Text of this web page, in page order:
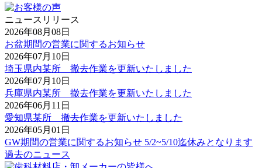
ニュースリリース
2026年08月08日
お盆期間の営業に関するお知らせ
2026年07月10日
埼玉県内某所 撤去作業を更新いたしました
2026年07月10日
兵庫県内某所 撤去作業を更新いたしました
2026年06月11日
愛知県某所 撤去作業を更新いたしました
2026年05月01日
GW期間の営業に関するお知らせ 5/2~5/10迄休みとなります
過去のニュース